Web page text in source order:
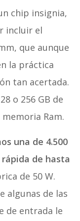
chip insignia,
incluir el
que aunque
la práctica
tan acertada.
o 256 GB de
Ram.
una de 4.500
de hasta
de 50 W.
algunas de las
de entrada le